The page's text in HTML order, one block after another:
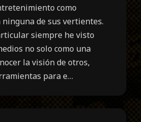
como
ninguna de sus vertientes.
siempre he visto
no solo como una
la visión de otros,
para e…